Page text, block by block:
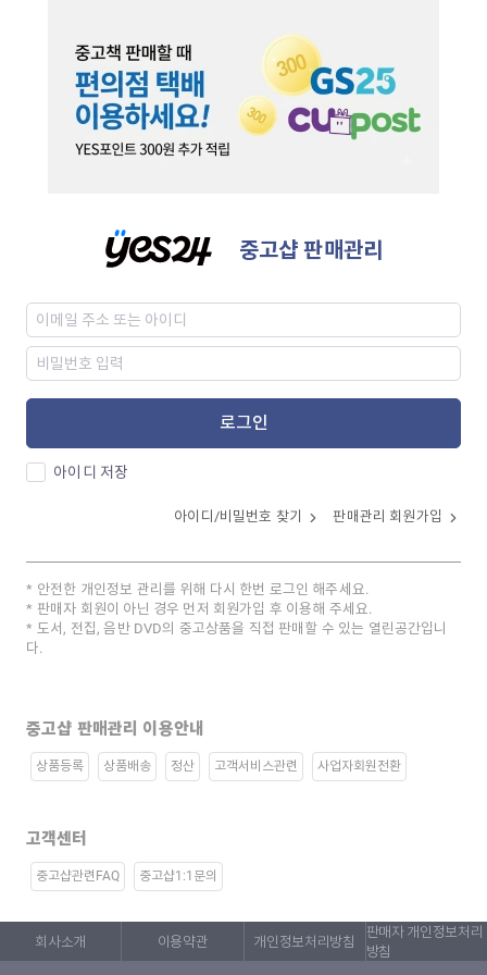
중고샵 판매관리
로그인
아이디 저장
아이디/비밀번호 찾기 판매관리 회원가입
안전한 개인정보 관리를 위해 다시 한번 로그인 해주세요.
판매자 회원이 아닌 경우 먼저 회원가입 후 이용해 주세요.
도서, 전집, 음반 DVD의 중고상품을 직접 판매할 수 있는 열린공간입니
다.
중고샵 판매관리 이용안내
상품등록 상품배송 정산 고객서비스관련 사업자회원전환
고객센터
중고샵관련FAQ 중고샵1:1문의
회사소개 이용약관 개인정보처리방침
판매자 개인정보처리
방침